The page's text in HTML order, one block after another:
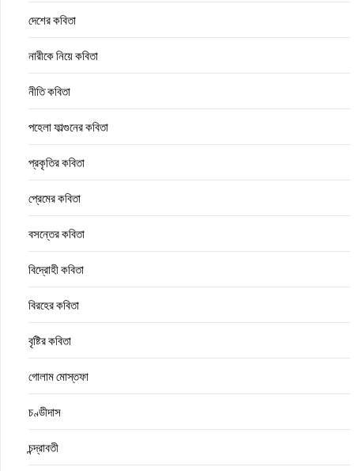
দেশের কবিতা
নারীকে নিয়ে কবিতা
নীতি কবিতা
পহেলা ফাল্গুনের কবিতা
প্রকৃতির কবিতা
প্রেমের কবিতা
বসন্তের কবিতা
বিদ্রোহী কবিতা
বিরহের কবিতা
বৃষ্টির কবিতা
গোলাম মোস্তফা
চণ্ডীদাস
চন্দ্রাবতী